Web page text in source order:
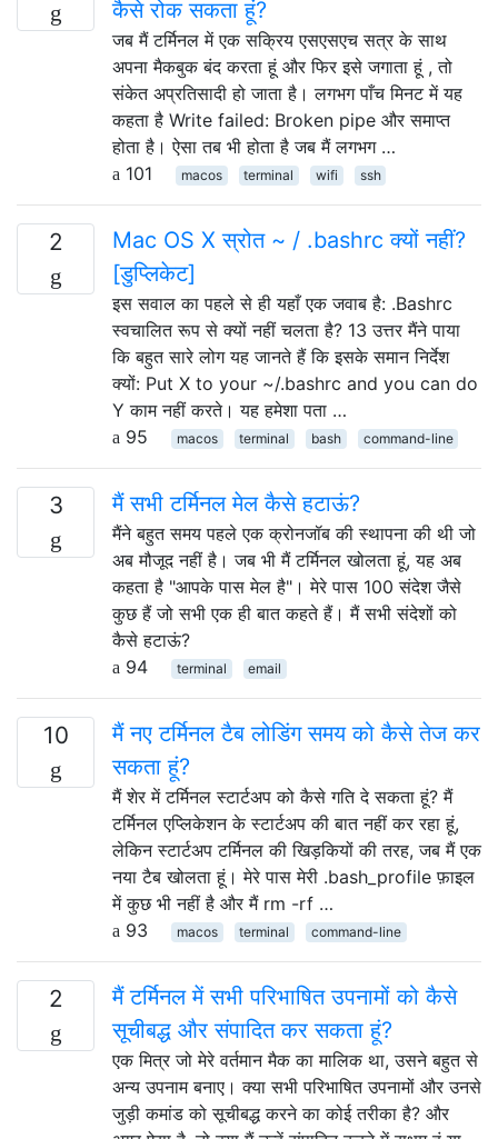
कैसे रोक सकता हूं?
जब मैं टर्मिनल में एक सक्रिय एसएसएच सत्र के साथ
अपना मैकबुक बंद करता हूं और फिर इसे जगाता हूं , तो
संकेत अप्रतिसादी हो जाता है। लगभग पाँच मिनट में यह
कहता है Write failed: Broken pipe और समाप्त
होता है। ऐसा तब भी होता है जब मैं लगभग …
101
macos terminal wifi ssh
2
Mac OS X स्रोत ~ / .bashrc क्यों नहीं?
[डुप्लिकेट]
इस सवाल का पहले से ही यहाँ एक जवाब है: .Bashrc
स्वचालित रूप से क्यों नहीं चलता है? 13 उत्तर मैंने पाया
कि बहुत सारे लोग यह जानते हैं कि इसके समान निर्देश
क्यों: Put X to your ~/.bashrc and you can do
Y काम नहीं करते। यह हमेशा पता …
95
macos terminal bash command-line
3 मैं सभी टर्मिनल मेल कैसे हटाऊं?
मैंने बहुत समय पहले एक क्रोनजॉब की स्थापना की थी जो
अब मौजूद नहीं है। जब भी मैं टर्मिनल खोलता हूं, यह अब
कहता है "आपके पास मेल है"। मेरे पास 100 संदेश जैसे
कुछ हैं जो सभी एक ही बात कहते हैं। मैं सभी संदेशों को
कैसे हटाऊं?
94
terminal email
10
मैं नए टर्मिनल टैब लोडिंग समय को कैसे तेज कर
सकता हूं?
मैं शेर में टर्मिनल स्टार्टअप को कैसे गति दे सकता हूं? मैं
टर्मिनल एप्लिकेशन के स्टार्टअप की बात नहीं कर रहा हूं,
लेकिन स्टार्टअप टर्मिनल की खिड़कियों की तरह, जब मैं एक
नया टैब खोलता हूं। मेरे पास मेरी .bash_profile फ़ाइल
में कुछ भी नहीं है और मैं rm -rf …
93
macos terminal command-line
2
मैं टर्मिनल में सभी परिभाषित उपनामों को कैसे
सूचीबद्ध और संपादित कर सकता हूं?
एक मित्र जो मेरे वर्तमान मैक का मालिक था, उसने बहुत से
अन्य उपनाम बनाए। क्या सभी परिभाषित उपनामों और उनसे
जुड़ी कमांड को सूचीबद्ध करने का कोई तरीका है? और